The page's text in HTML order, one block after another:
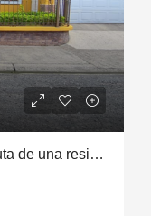
Casa en Venta San Carlos. Disfruta de una residencia confortable y acogedora